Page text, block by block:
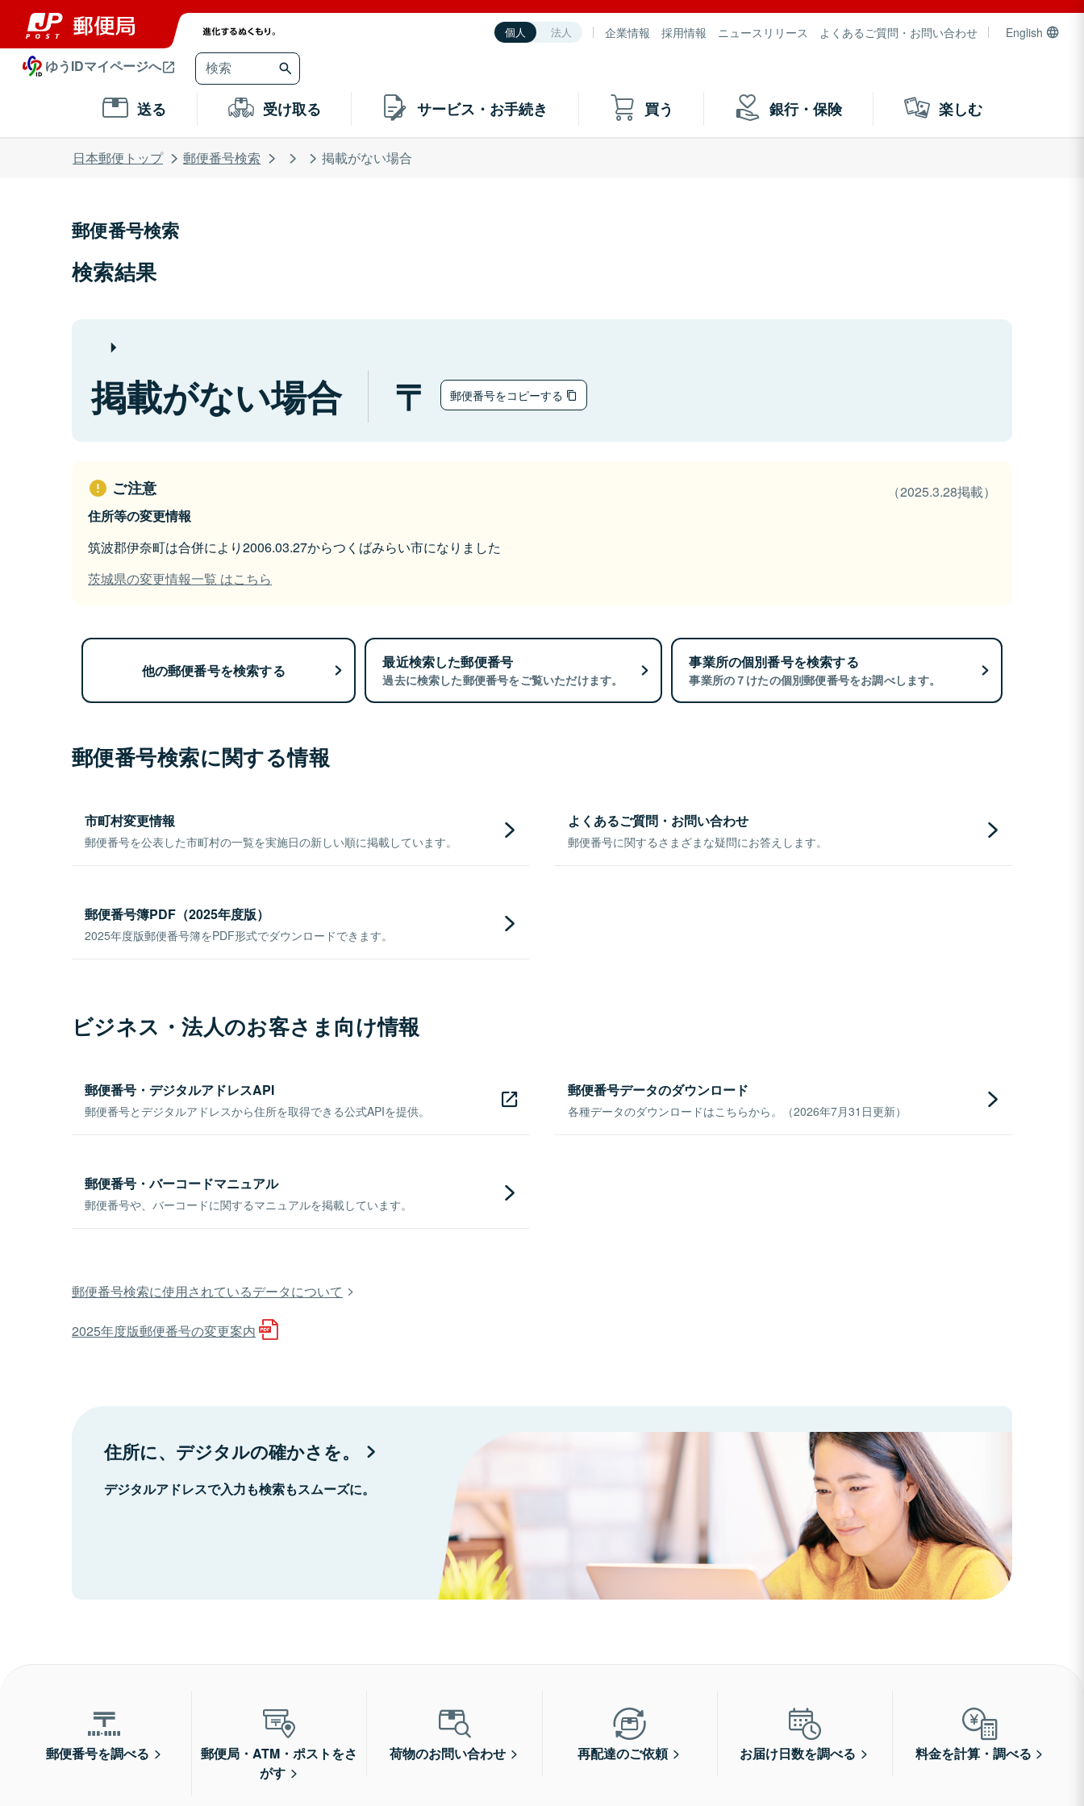
個人 法人 企業情報 採用情報 ニュースリリース よくあるご質問・お問い合わせ English
ゆうIDマイページへ
送る 受け取る サービス・お手続き 買う 銀行・保険 楽しむ
日本郵便トップ 郵便番号検索 掲載がない場合
郵便番号検索
検索結果
掲載がない場合 郵便番号をコピーする
ご注意
（2025.3.28掲載）
住所等の変更情報
筑波郡伊奈町は合併により2006.03.27からつくばみらい市になりました
茨城県の変更情報一覧 はこちら
他の郵便番号を検索する 最近検索した郵便番号
過去に検索した郵便番号をご覧いただけます。
事業所の個別番号を検索する
事業所の７けたの個別郵便番号をお調べします。
郵便番号検索に関する情報
市町村変更情報
郵便番号を公表した市町村の一覧を実施日の新しい順に掲載しています。
よくあるご質問・お問い合わせ
郵便番号に関するさまざまな疑問にお答えします。
郵便番号簿PDF（2025年度版）
2025年度版郵便番号簿をPDF形式でダウンロードできます。
ビジネス・法人のお客さま向け情報
郵便番号・デジタルアドレスAPI
郵便番号とデジタルアドレスから住所を取得できる公式APIを提供。
郵便番号データのダウンロード
各種データのダウンロードはこちらから。（2026年7月31日更新）
郵便番号・バーコードマニュアル
郵便番号や、バーコードに関するマニュアルを掲載しています。
郵便番号検索に使用されているデータについて
2025年度版郵便番号の変更案内
住所に、デジタルの確かさを。
デジタルアドレスで入力も検索もスムーズに。
郵便番号を調べる
郵便局・ATM・ポストをさ
がす
荷物のお問い合わせ 再配達のご依頼 お届け日数を調べる 料金を計算・調べる